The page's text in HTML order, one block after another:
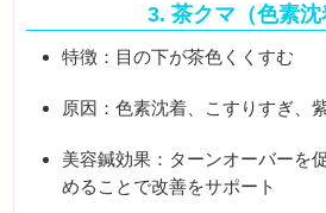
3. 茶クマ（色素沈
特徴：目の下が茶色くくすむ
原因：色素沈着、こすりすぎ、
美容鍼効果：ターンオーバーを
めることで改善をサポート